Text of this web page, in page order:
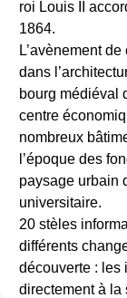
roi Louis II
1864.
L’avènement
dans
bourg médiéval
centre
nombreux
l’époque des
paysage urbain
universitaire.
20 stèles
différents
découverte : les
directement à la